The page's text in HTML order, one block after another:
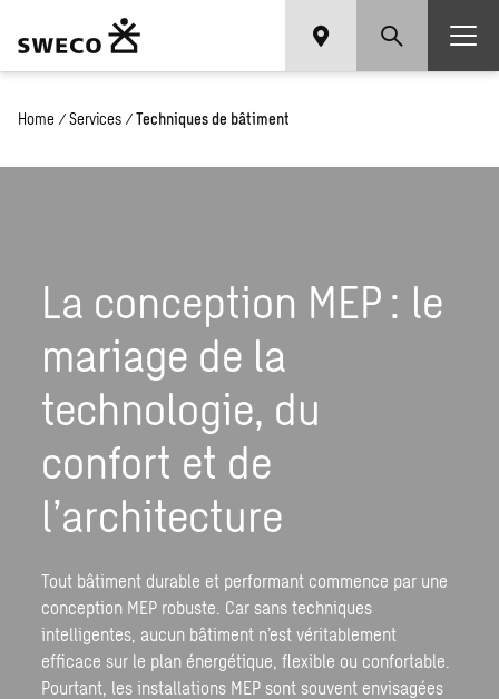
Home / Services / Techniques de bâtiment
La conception MEP : le
mariage de la
technologie, du
confort et de
l’architecture
Tout bâtiment durable et performant commence par une
conception MEP robuste. Car sans techniques
intelligentes, aucun bâtiment n’est véritablement
efficace sur le plan énergétique, flexible ou confortable.
Pourtant, les installations MEP sont souvent envisagées